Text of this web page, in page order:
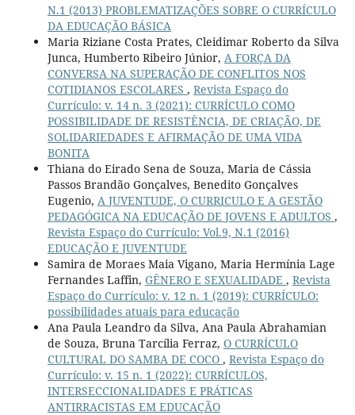
N.1 (2013) PROBLEMATIZAÇÕES SOBRE O CURRÍCULO
DA EDUCAÇÃO BÁSICA
Maria Riziane Costa Prates, Cleidimar Roberto da Silva
Junca, Humberto Ribeiro Júnior, A FORÇA DA
CONVERSA NA SUPERAÇÃO DE CONFLITOS NOS
COTIDIANOS ESCOLARES , Revista Espaço do
Currículo: v. 14 n. 3 (2021): CURRÍCULO COMO
POSSIBILIDADE DE RESISTÊNCIA, DE CRIAÇÃO, DE
SOLIDARIEDADES E AFIRMAÇÃO DE UMA VIDA
BONITA
Thiana do Eirado Sena de Souza, Maria de Cássia
Passos Brandão Gonçalves, Benedito Gonçalves
Eugenio, A JUVENTUDE, O CURRICULO E A GESTÃO
PEDAGÓGICA NA EDUCAÇÃO DE JOVENS E ADULTOS ,
Revista Espaço do Currículo: Vol.9, N.1 (2016)
EDUCAÇÃO E JUVENTUDE
Samira de Moraes Maia Vigano, Maria Hermínia Lage
Fernandes Laffin, GÊNERO E SEXUALIDADE , Revista
Espaço do Currículo: v. 12 n. 1 (2019): CURRÍCULO:
possibilidades atuais para educação
Ana Paula Leandro da Silva, Ana Paula Abrahamian
de Souza, Bruna Tarcília Ferraz, O CURRÍCULO
CULTURAL DO SAMBA DE COCO , Revista Espaço do
Currículo: v. 15 n. 1 (2022): CURRÍCULOS,
INTERSECCIONALIDADES E PRÁTICAS
ANTIRRACISTAS EM EDUCAÇÃO